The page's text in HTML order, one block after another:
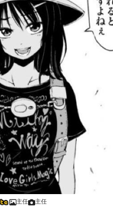
主任 主任